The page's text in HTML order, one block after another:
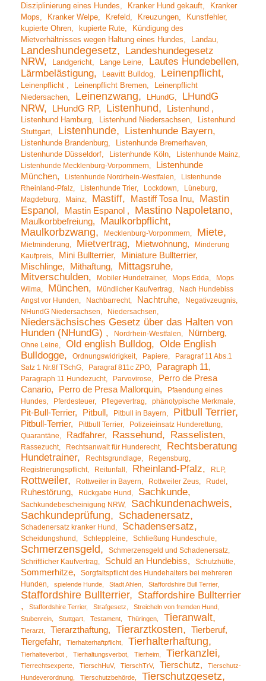
Disziplinierung eines Hundes
Kranker Hund gekauft
Kranker
Mops
Kranker Welpe Krefeld Kreuzungen
Kunstfehler
kupierte Ohren
kupierte Rute
Kündigung des
Mietverhältnisses wegen Haltung eines Hundes
Landau
Landeshundegesetz
Landeshundegesetz
NRW
Landgericht Lange Leine
Lautes Hundebellen
Lärmbelästigung
Leavitt Bulldog Leinenpflicht
Leinenpflicht Leinenpflicht Bremen
Leinenpflicht
Niedersachen
Leinenzwang LHundG
LHundG
NRW
LHundG RP Listenhund Listenhund
Listenhund Hamburg Listenhund Niedersachsen
Listenhund
Stuttgart
Listenhunde Listenhunde Bayern
Listenhunde Brandenburg
Listenhunde Bremerhaven
Listenhunde Düsseldorf
Listenhunde Köln
Listenhunde Mainz
Listenhunde Mecklenburg-Vorpommern
Listenhunde
München
Listenhunde Nordrhein-Westfalen
Listenhunde
Rheinland-Pfalz
Listenhunde Trier Lockdown
Lüneburg
Magdeburg
Mainz Mastiff Mastiff Tosa Inu
Mastin
Espanol
Mastin Espanol Mastino Napoletano
Maulkorbbefreiung Maulkorbpflicht
Maulkorbzwang Mecklenburg-Vorpommern Miete
Mietminderung Mietvertrag Mietwohnung
Minderung
Kaufpreis
Mini Bullterrier
Miniature Bullterrier
Mischlinge
Mithaftung
Mittagsruhe
Mitverschulden
Mobiler Hundetrainer Mops Edda
Mops
Wilma
München Mündlicher Kaufvertrag
Nach Hundebiss
Angst vor Hunden
Nachbarrecht Nachtruhe
Negativzeugnis
NHundG Niedersachsen
Niedersachsen
Niedersächsisches Gesetz über das Halten von
Hunden (NHundG)
Nordrhein-Westfalen Nürnberg
Ohne Leine Old english Bulldog
Olde English
Bulldogge
Ordnungswidrigkeit Papiere
Paragraf 11 Abs.1
Satz 1 Nr.8f TSchG
Paragraf 811c ZPO Paragraph 11
Paragraph 11 Hundezucht Parvovirose
Perro de Presa
Canario
Perro de Presa Mallorquin
Pfaendung eines
Hundes
Pferdesteuer Pflegevertrag phänotypische Merkmale
Pit-Bull-Terrier Pitbull Pitbull in Bayern Pitbull Terrier
Pitbull-Terrier Pittbull Terrier
Polizeieinsatz Hunderettung
Quarantäne
Radfahrer Rassehund Rasselisten
Rassezucht Rechtsanwalt für Hunderecht
Rechtsberatung
Hundetrainer
Rechtsgrundlage
Regensburg
Registrierungspflicht
Reitunfall Rheinland-Pfalz RLP
Rottweiler Rottweiler in Bayern Rottweiler Zeus Rudel
Ruhestörung Rückgabe Hund Sachkunde
Sachkundebescheinigung NRW
Sachkundenachweis
Sachkundeprüfung
Schadenersatz
Schadenersatz kranker Hund Schadensersatz
Scheidungshund Schleppleine Schließung Hundeschule
Schmerzensgeld
Schmerzensgeld und Schadenersatz
Schriftlicher Kaufvertrag
Schuld an Hundebiss Schutzhütte
Sommerhitze
Sorgfaltspflicht des Hundehalters bei mehreren
Hunden
spielende Hunde Stadt Ahlen Staffordshire Bull Terrier
Staffordshire Bullterrier Staffordshire Bullterrier
Staffordshire Terrier Strafgesetz
Streicheln von fremden Hund
Stubenrein
Stuttgart Testament Thüringen Tieranwalt
Tierarzt Tierarzthaftung Tierarztkosten
Tierberuf
Tiergefahr
Tierhalterhaftpflicht Tierhalterhaftung
Tierhalteverbot Tierhaltungsverbot Tierheim Tierkanzlei
Tierrechtsexperte TierschHuV TierschTrV Tierschutz
Tierschutz-
Hundeverordnung
Tierschutzbehörde Tierschutzgesetz